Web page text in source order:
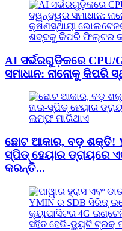
AI ସର୍ଭରଗୁଡ଼ିକରେ CPU/
ସମାଧାନ: ନାନୋକୁ କିପରି
ଛୋଟ ଆକାର, ବଡ଼ ଶକ୍ତି!
ସ୍ପିଡ୍ ହେୟାର ଡ୍ରାୟରେ
କରନ୍ତି...